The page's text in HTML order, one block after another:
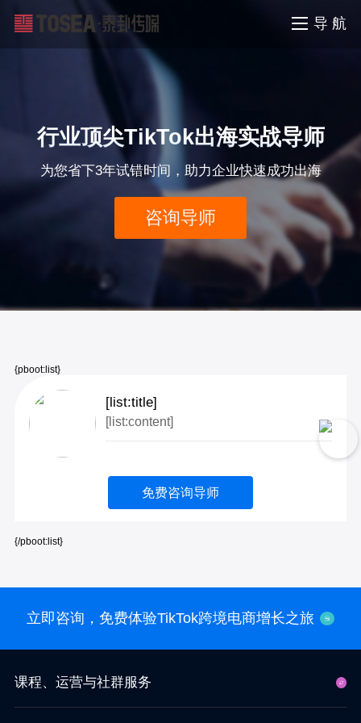
导 航
行业顶尖TikTok出海实战导师
为您省下3年试错时间，助力企业快速成功出海
咨询导师
{pboot:list}
[list:title]
[list:content]
免费咨询导师
{/pboot:list}
立即咨询，免费体验TikTok跨境电商增长之旅
课程、运营与社群服务